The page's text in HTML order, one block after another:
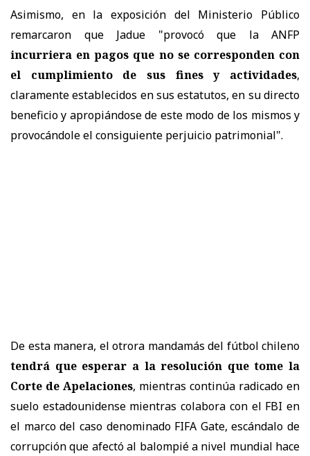
Asimismo, en la exposición del Ministerio Público
remarcaron que Jadue "provocó que la ANFP
incurriera en pagos que no se corresponden con
el cumplimiento de sus fines y actividades,
claramente establecidos en sus estatutos, en su directo
beneficio y apropiándose de este modo de los mismos y
provocándole el consiguiente perjuicio patrimonial".
De esta manera, el otrora mandamás del fútbol chileno
tendrá que esperar a la resolución que tome la
Corte de Apelaciones, mientras continúa radicado en
suelo estadounidense mientras colabora con el FBI en
el marco del caso denominado FIFA Gate, escándalo de
corrupción que afectó al balompié a nivel mundial hace